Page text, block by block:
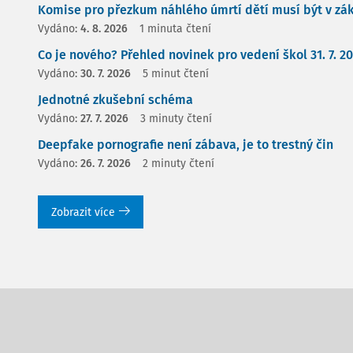
Komise pro přezkum náhlého úmrtí dětí musí být v
Vydáno: 4. 8. 2026 1 minuta čtení
Co je nového? Přehled novinek pro vedení škol 31. 7.
Vydáno: 30. 7. 2026 5 minut čtení
Jednotné zkušební schéma
Vydáno: 27. 7. 2026 3 minuty čtení
Deepfake pornografie není zábava, je to trestný čin
Vydáno: 26. 7. 2026 2 minuty čtení
Zobrazit více